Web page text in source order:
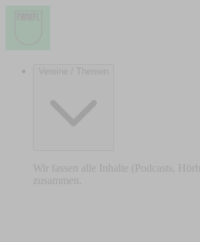
Vereine / Themen
Wir fassen alle Inhalte (Podcasts,
zusammen.